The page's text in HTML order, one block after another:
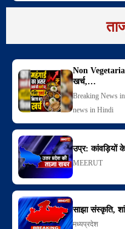
Non
खर्च,…
Breaking News
news in Hindi
उप्र: कांवड़ियों
MEERUT
साझा संस्कृति,
मध्यप्रदेश